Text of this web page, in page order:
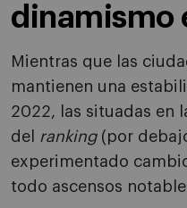
dinamismo
Mientras que las
mantienen una
2022, las situadas en
del
ranking(por
experimentado
todo ascensos